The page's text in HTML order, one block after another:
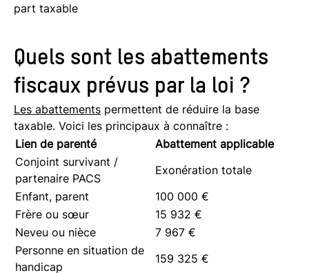
part taxable
Quels sont les abattements
fiscaux prévus par la loi ?
Les abattements permettent de réduire la base
taxable. Voici les principaux à connaître :
Lien de parenté
Abattement applicable
Conjoint survivant /
partenaire PACS
Exonération totale
Enfant, parent
100 000 €
Frère ou sœur
15 932 €
Neveu ou nièce
7 967 €
Personne en situation de
handicap
159 325 €